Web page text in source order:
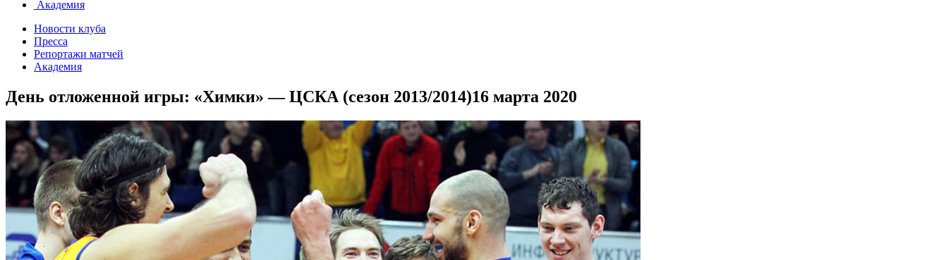
Академия
Новости клуба
Пресса
Репортажи матчей
Академия
День отложенной игры: «Химки» — ЦСКА (сезон 2013/2014)16 марта 2020